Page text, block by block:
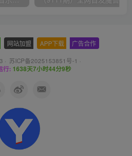
网站加盟 APP下载 广告合作
· 苏ICP备2025153851号-1 ·
行: 1638天7小时44分10秒